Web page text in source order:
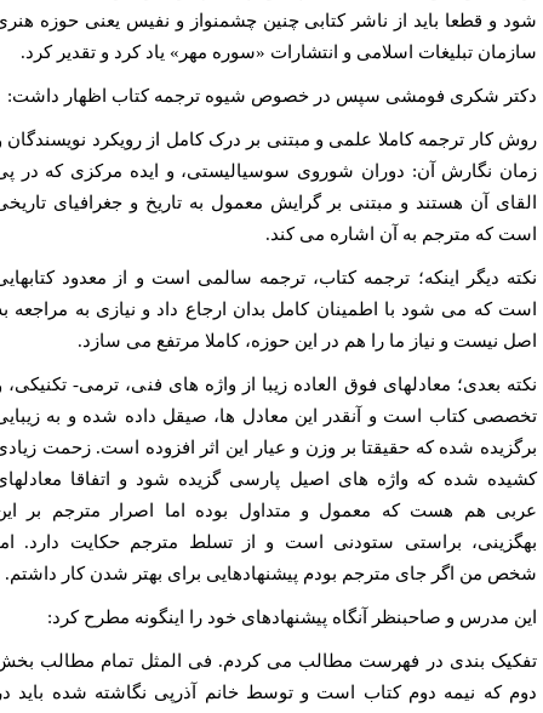
و قطعا باید از ناشر کتابی چنین چشمنواز و نفیس یعنی حوزه هنری
تبلیغات اسلامی و انتشارات «سوره مهر» یاد کرد و تقدیر کرد.
شکری فومشی سپس در خصوص شیوه ترجمه کتاب اظهار داشت:
کار ترجمه کاملا علمی و مبتنی بر درک کامل از رویکرد نویسندگان و
نگارش آن: دوران شوروی سوسیالیستی، و ایده مرکزی که در پی
آن هستند و مبتنی بر گرایش معمول به تاریخ و جغرافیای تاریخی
که مترجم به آن اشاره می کند.
دیگر اینکه؛ ترجمه کتاب، ترجمه سالمی است و از معدود کتابهایی
که می شود با اطمینان کامل بدان ارجاع داد و نیازی به مراجعه به
نیست و نیاز ما را هم در این حوزه، کاملا مرتفع می سازد.
بعدی؛ معادلهای فوق العاده زیبا از واژه های فنی، ترمی- تکنیکی، و
کتاب است و آنقدر این معادل ها، صیقل داده شده و به زیبایی
شده که حقیقتا بر وزن و عیار این اثر افزوده است. زحمت زیادی
شده که واژه های اصیل پارسی گزیده شود و اتفاقا معادلهای
هم هست که معمول و متداول بوده اما اصرار مترجم بر این
براستی ستودنی است و از تسلط مترجم حکایت دارد. اما
من اگر جای مترجم بودم پیشنهادهایی برای بهتر شدن کار داشتم.
مدرس و صاحبنظر آنگاه پیشنهادهای خود را اینگونه مطرح کرد:
بندی در فهرست مطالب می کردم. فی المثل تمام مطالب بخش
که نیمه دوم کتاب است و توسط خانم آذرپی نگاشته شده باید در